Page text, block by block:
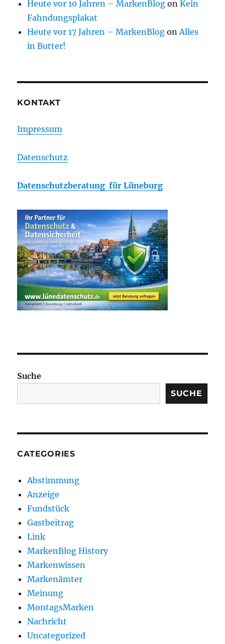
Heute vor 10 Jahren – MarkenBlog onKein
Fahndungsplakat
Heute vor 17 Jahren – MarkenBlog onAlles
in Butter!
KONTAKT
Impressum
Datenschutz
Datenschutzberatung für Lüneburg
Suche
SUCHE
CATEGORIES
Abstimmung
Anzeige
Fundstück
Gastbeitrag
Link
MarkenBlog History
Markenwissen
Markenämter
Meinung
MontagsMarken
Nachricht
Uncategorized